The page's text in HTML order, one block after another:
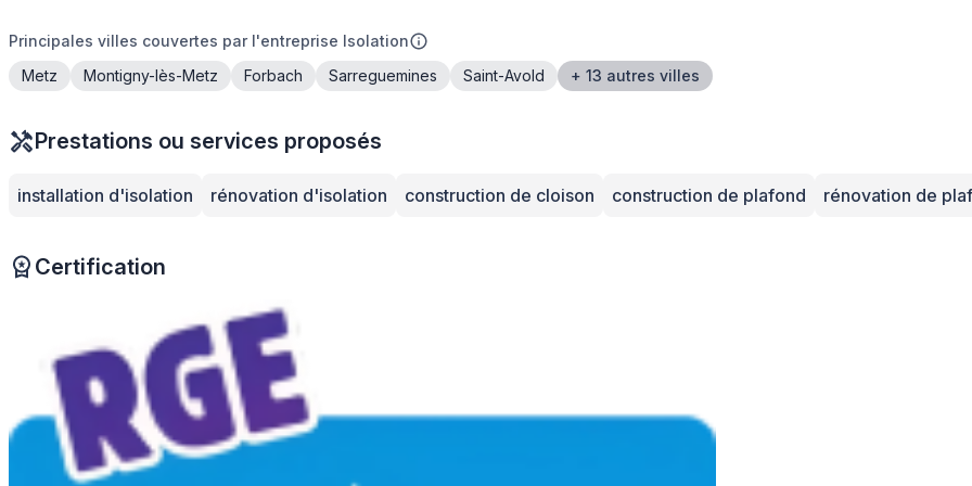
Principales villes couvertes par l'entreprise Isolation
Metz
Montigny-lès-Metz Forbach Sarreguemines Saint-Avold + 13 autres villes
Prestations ou services proposés
installation d'isolation rénovation d'isolation construction de cloison construction de plafond rénovation de
Certification